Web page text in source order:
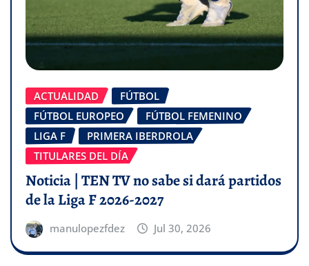
ACTUALIDAD
FÚTBOL
FÚTBOL EUROPEO
FÚTBOL FEMENINO
LIGA F
PRIMERA IBERDROLA
TITULARES DEL DÍA
Noticia | TEN TV no sabe si dará partidos
de la Liga F 2026-2027
manulopezfdez Jul 30, 2026